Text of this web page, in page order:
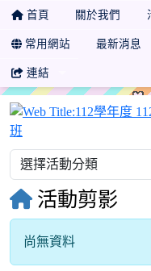
首頁 關於我們
常用網站 最新消息
連結
活動剪影
尚無資料